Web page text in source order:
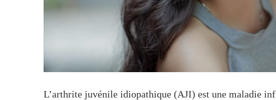
L’arthrite juvénile idiopathique (AJI) est une maladie